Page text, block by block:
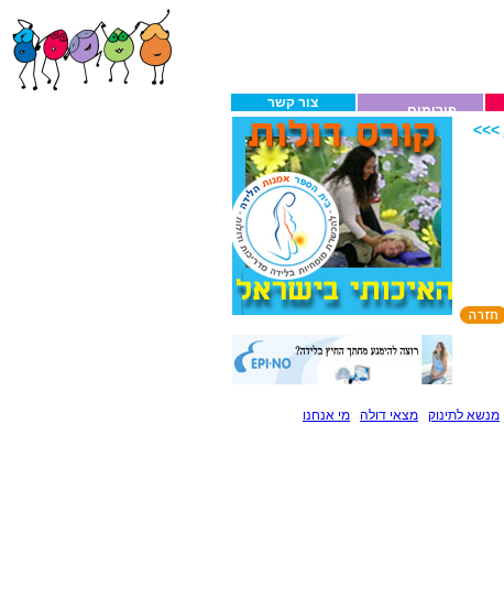
צור קשר פורומים
>>>
מנשא לתינוק מצאי דולה מי אנחנו